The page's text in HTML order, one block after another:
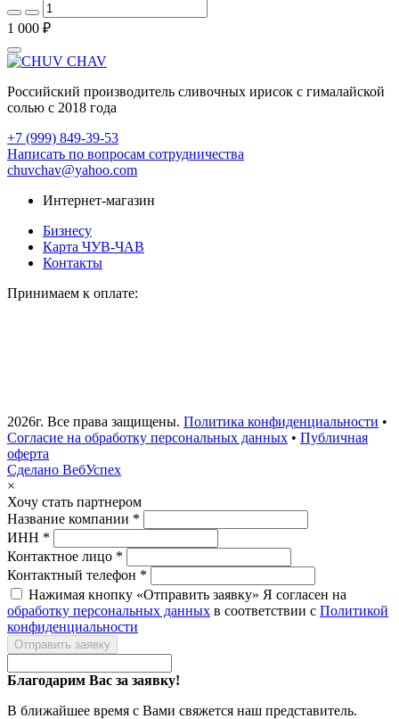
1 000 ₽
Российский производитель сливочных ирисок с гималайской
солью с 2018 года
+7 (999) 849-39-53
Написать по вопросам сотрудничества
chuvchav@yahoo.com
Интернет-магазин
Бизнесу
Карта ЧУВ-ЧАВ
Контакты
Принимаем к оплате:
2026г. Все права защищены. Политика конфиденциальности •
Согласие на обработку персональных данных • Публичная
оферта
Сделано ВебУспех
×
Хочу стать партнером
Название компании *
ИНН *
Контактное лицо *
Контактный телефон *
Нажимая кнопку «Отправить заявку» Я согласен на
обработку персональных данных в соответствии с Политикой
конфиденциальности
Отправить заявку
Благодарим Вас за заявку!
В ближайшее время с Вами свяжется наш представитель.